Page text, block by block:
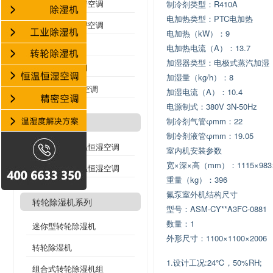
水冷式精密机房空调
分体式基站精密空调
氟泵精密空调
机架式精密空调
列间空调/行级空调
洁净空调系列
风冷洁净型恒温恒湿空调
水冷洁净型恒温恒湿空调
转轮除湿机系列
迷你型转轮除湿机
转轮除湿机
组合式转轮除湿机组
制冷剂类型：R410A
电加热类型：PTC电加热
电加热（kW）：9
电加热电流（A）：13.7
加湿器类型：电极式蒸汽加湿
加湿量（kg/h）：8
加湿电流（A）：10.4
电源制式：380V 3N-50Hz
制冷剂气管φmm：22
制冷剂液管φmm：19.05
室内机安装参数
宽×深×高（mm）：
重量（kg）：396
氟泵室外机结构尺寸
型号：ASM-CY**A3FC-0881
数量：1
外形尺寸：1100×1100×2006
1.设计工况:24℃，50%RH;